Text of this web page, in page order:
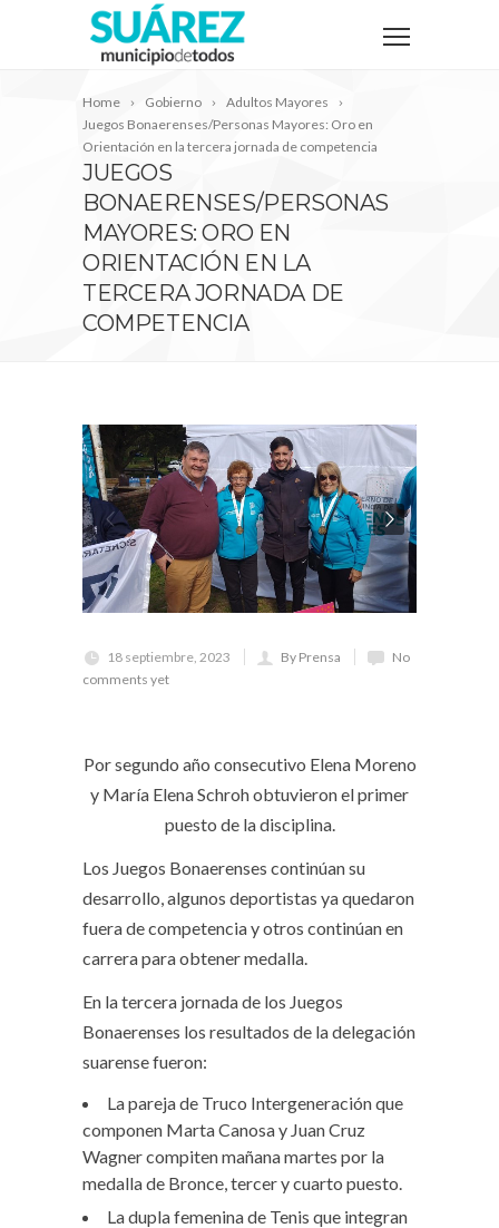
Home Gobierno
Adultos Mayores
Juegos Bonaerenses/Personas Mayores: Oro en
Orientación en la tercera jornada de competencia
JUEGOS
BONAERENSES/PERSONAS
MAYORES: ORO EN
ORIENTACIÓN EN LA
TERCERA JORNADA DE
COMPETENCIA
18 septiembre, 2023 By Prensa
No
comments yet
Por segundo año consecutivo Elena Moreno
y María Elena Schroh obtuvieron el primer
puesto de la disciplina.
Los Juegos Bonaerenses continúan su
desarrollo, algunos deportistas ya quedaron
fuera de competencia y otros continúan en
carrera para obtener medalla.
En la tercera jornada de los Juegos
Bonaerenses los resultados de la delegación
suarense fueron:
La pareja de Truco Intergeneración que
componen Marta Canosa y Juan Cruz
Wagner compiten mañana martes por la
medalla de Bronce, tercer y cuarto puesto.
La dupla femenina de Tenis que integran